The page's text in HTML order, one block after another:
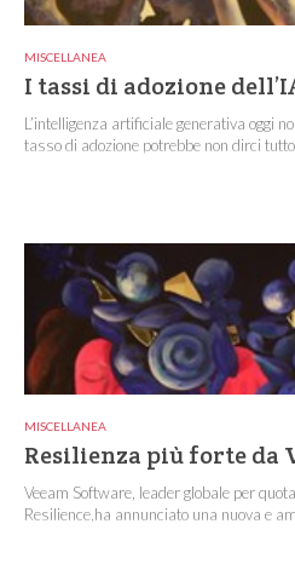
MISCELLANEA
I tassi di adozione
L’intelligenza artificiale generativa oggi
tasso di adozione potrebbe non dirci tutto...
MISCELLANEA
Resilienza più forte da
Veeam Software, leader globale per
Resilience,ha annunciato una nuova e